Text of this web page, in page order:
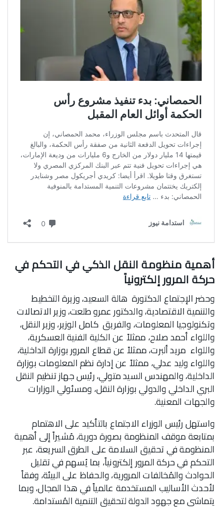
أهمية منظومة النقل الذكي في التحكم في
حركة المرور إلكترونياً
وحضر الإجتماع الدكتورة هالة السعيد، وزيرة التخطيط
والتنمية الاقتصادية، والدكتور عمرو طلعت، وزير الاتصالات
وتكنولوجيا المعلومات، والفريق كامل الوزير، وزير النقل،
واللواء أحمد صلاح، ممثلاً عن الكلية الفنية العسكرية،
واللواء مريد ألبرت، ممثلاً عن قطاع المرور بوزارة الداخلية،
واللواء وليد عدلي، ممثلاً عن إدارة نظم المعلومات بوزارة
الداخلية، والمهندس السيد متولي، رئيس جهاز تنظيم النقل
البري الداخلي والدولي بوزارة النقل، ومسئولي الوزارات
والجهات المعنية.
واستهل رئيس الوزراء الاجتماع بالتأكيد على الاهتمام
بمتابعة موقف المنظومة بصورة دورية، مُشيراً إلى أهمية
المنظومة في تحقيق السلامة على الطرق السريعة، عبر
التحكم في حركة المرور إلكترونياً، بما يُسهم في تقليل
الحوادث والمُخالفات المرورية، والحفاظ على البيئة، وفقاً
لأحدث الأساليب المستخدمة عالمياً في هذا المجال، وبما
يتماشى مع جهود الدولة لتحقيق التنمية المُستدامة.